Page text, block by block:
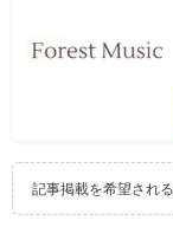
記事掲載を希望され